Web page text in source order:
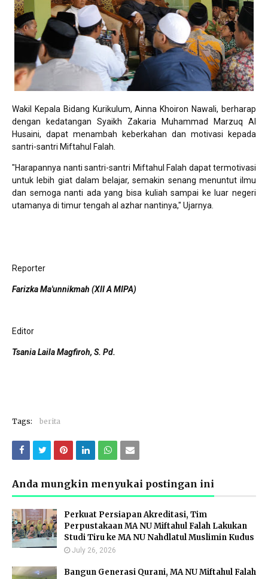
Wakil Kepala Bidang Kurikulum, Ainna Khoiron Nawali, berharap
dengan kedatangan Syaikh Zakaria Muhammad Marzuq Al
Husaini, dapat menambah keberkahan dan motivasi kepada
santri-santri Miftahul Falah.
"Harapannya nanti santri-santri Miftahul Falah dapat termotivasi
untuk lebih giat dalam belajar, semakin senang menuntut ilmu
dan semoga nanti ada yang bisa kuliah sampai ke luar negeri
utamanya di timur tengah al azhar nantinya," Ujarnya.
Reporter
Farizka Ma'unnikmah (XII A MIPA)
Editor
Tsania Laila Magfiroh, S. Pd.
Tags: berita
Anda mungkin menyukai postingan ini
Perkuat Persiapan Akreditasi, Tim
Perpustakaan MA NU Miftahul Falah Lakukan
Studi Tiru ke MA NU Nahdlatul Muslimin Kudus
July 26, 2026
Bangun Generasi Qurani, MA NU Miftahul Falah